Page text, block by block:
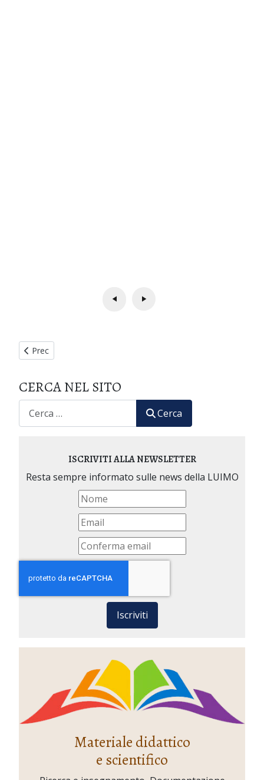
Articolo precedente: XXVIII Seminario Internazionale di
Prec
CERCA NEL SITO
CERCA
Cerca
ISCRIVITI ALLA NEWSLETTER
Resta sempre informato sulle news della LUIMO
Iscriviti
Materiale didattico
e scientifico